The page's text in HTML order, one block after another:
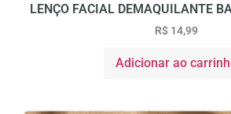
LENÇO FACIAL DEMAQUILANTE
R$14,99
Adicionar ao